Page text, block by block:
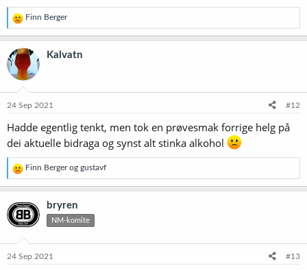
R
e
a
k
s
j
o
e
:
Finn Berger
Kalvatn
24 Sep 2021 #12
Hadde egentlig tenkt, men tok en prøvesmak forrige helg på
dei aktuelle bidraga og synst alt stinka alkohol
R
e
a
s
j
e
Finn Bergerog gustavf
bryren
NM-komite
24 Sep 2021 #13